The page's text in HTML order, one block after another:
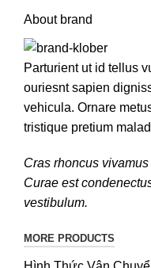
About brand
Parturient ut id tellus
ouriesnt sapien
vehicula. Ornare
tristique pretium
Cras rhoncus
Curae est
vestibulum.
MORE PRODUCTS